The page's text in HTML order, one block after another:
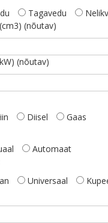
Tagavedu
(nõutav)
(nõutav)
Diisel
Gaas
Automaat
Universaal